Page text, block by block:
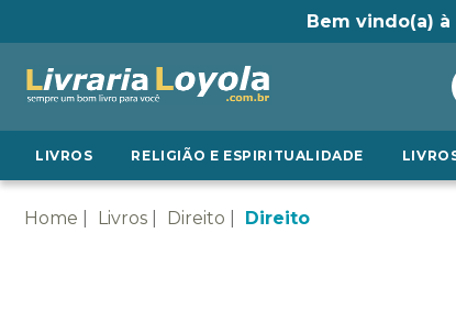
Bem vindo(a)
LIVROS RELIGIÃO E ESPIRITUALIDADE
Home Livros Direito Direito